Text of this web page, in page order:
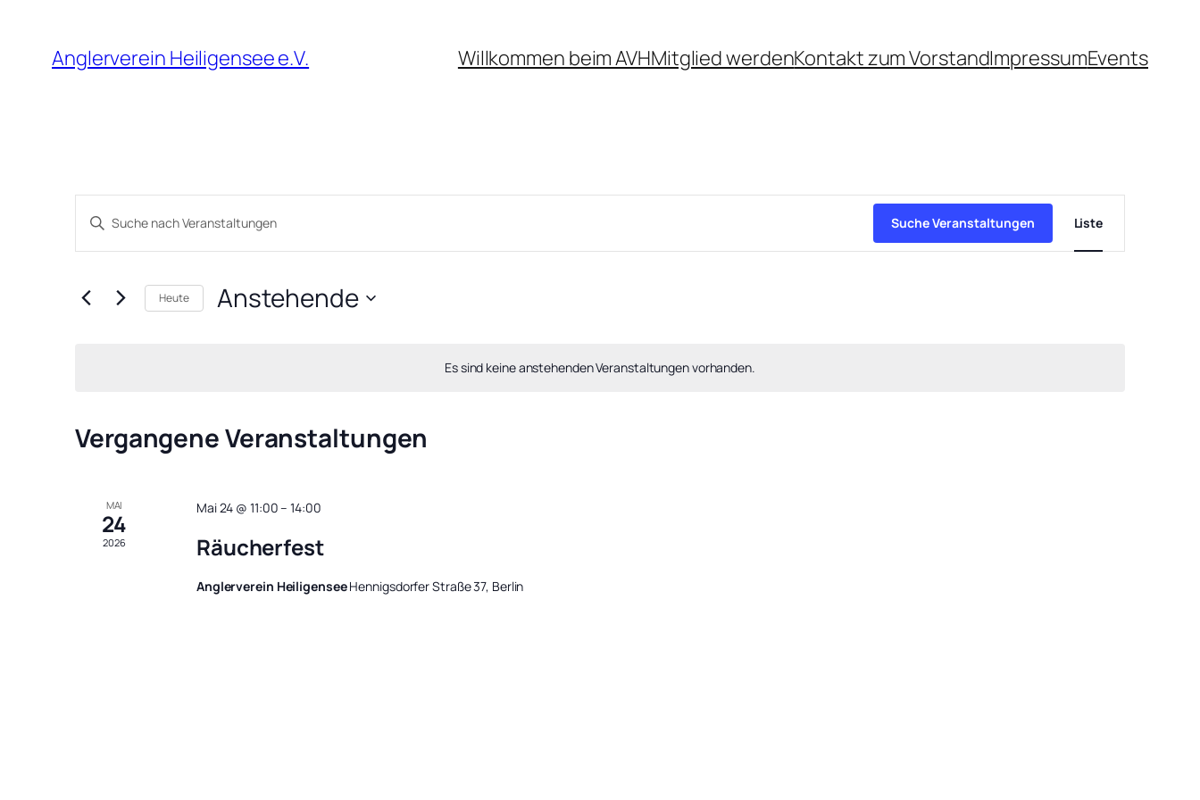
Anglerverein Heiligensee e.V. Willkommen beim AVHMitglied werdenKontakt zum VorstandImpressumEvents
Es sind keine anstehenden Veranstaltungen vorhanden.
Veranstaltungen
Suche
Ansichten,
Bitte
Schlüsselwort
Suche
Suche Veranstaltungen
Ansichten-
Navigation
Liste
Heute Anstehende
Vergangene Veranstaltungen
MAI
24
2026
Mai 24 @ 11:00–14:00
Räucherfest
Anglerverein HeiligenseeHennigsdorfer Straße 37, Berlin